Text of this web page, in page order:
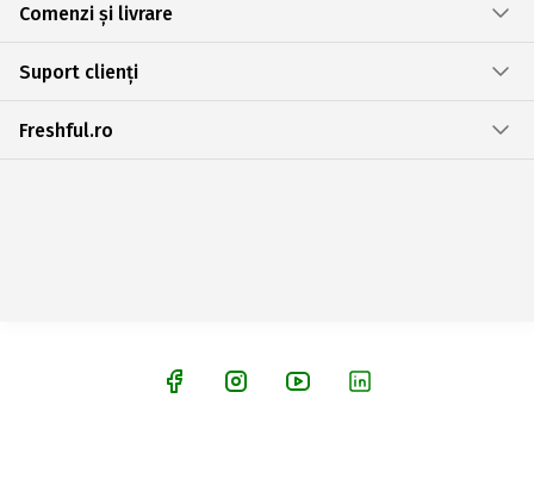
Comenzi și livrare
Suport clienți
Freshful.ro